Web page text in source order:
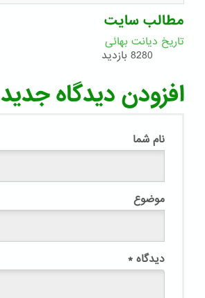
مطالب سایت
تاریخ دیانت بهائی
8280 بازدید
افزودن دیدگاه جدید
نام شما
موضوع
دیدگاه *